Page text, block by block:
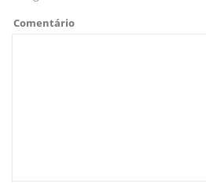
Comentário